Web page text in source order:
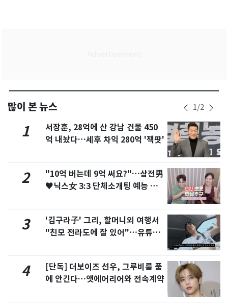
많이 본 뉴스 1/2
1
서장훈, 28억에 산 강남 건물 450
억 내놨다…세후 차익 280억 '잭팟'
2
"10억 버는데 9억 써요?"…삼전男
♥닉스女 3:3 단체소개팅 예능 화
3
'김구라子' 그리, 할머니외 여행서
"친모 전라도에 잘 있어"…유튜브
4
[단독] 더보이즈 선우, 그루비룸 품
에 안긴다…앳에어리어와 전속계약